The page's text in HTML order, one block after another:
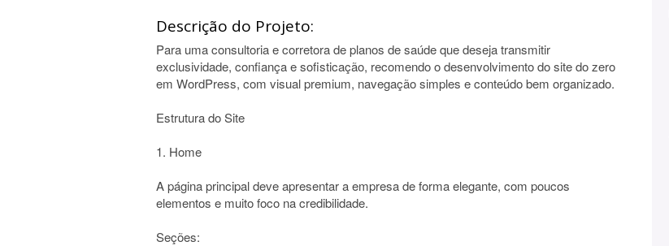
Descrição do Projeto:
Para uma consultoria e corretora de planos de saúde que deseja transmitir
exclusividade, confiança e sofisticação, recomendo o desenvolvimento do site do zero
em WordPress, com visual premium, navegação simples e conteúdo bem organizado.
Estrutura do Site
1. Home
A página principal deve apresentar a empresa de forma elegante, com poucos
elementos e muito foco na credibilidade.
Seções: